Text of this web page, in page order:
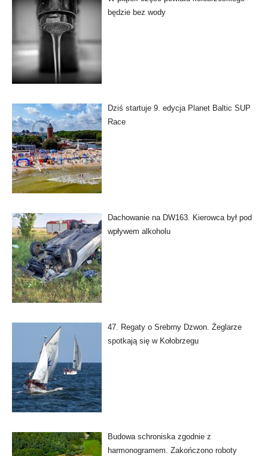
będzie bez wody
Dziś startuje 9. edycja Planet Baltic SUP
Race
Dachowanie na DW163. Kierowca był pod
wpływem alkoholu
47. Regaty o Srebrny Dzwon. Żeglarze
spotkają się w Kołobrzegu
Budowa schroniska zgodnie z
harmonogramem. Zakończono roboty